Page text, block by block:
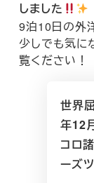
しました
9泊10日の外
少しでも気に
覧ください！
世界
年12
コロ
ーズ